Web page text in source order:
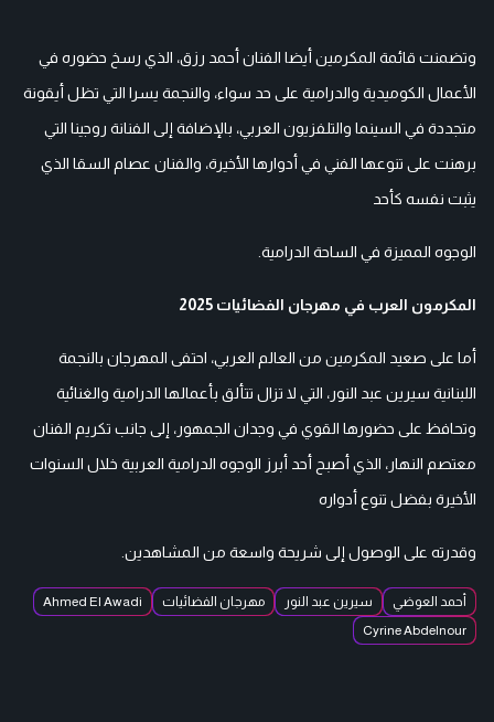
وتضمنت قائمة المكرمين أيضا الفنان أحمد رزق، الذي رسخ حضوره في
الأعمال الكوميدية والدرامية على حد سواء، والنجمة يسرا التي تظل أيقونة
متجددة في السينما والتلفزيون العربي، بالإضافة إلى الفنانة روجينا التي
برهنت على تنوعها الفني في أدوارها الأخيرة، والفنان عصام السقا الذي
يثبت نفسه كأحد
الوجوه المميزة في الساحة الدرامية.
المكرمون العرب في مهرجان الفضائيات 2025
أما على صعيد المكرمين من العالم العربي، احتفى المهرجان بالنجمة
اللبنانية سيرين عبد النور، التي لا تزال تتألق بأعمالها الدرامية والغنائية
وتحافظ على حضورها القوي في وجدان الجمهور، إلى جانب تكريم الفنان
معتصم النهار، الذي أصبح أحد أبرز الوجوه الدرامية العربية خلال السنوات
الأخيرة بفضل تنوع أدواره
وقدرته على الوصول إلى شريحة واسعة من المشاهدين.
أحمد العوضي سيرين عبد النور مهرجان الفضائيات
Ahmed El Awadi
Cyrine Abdelnour